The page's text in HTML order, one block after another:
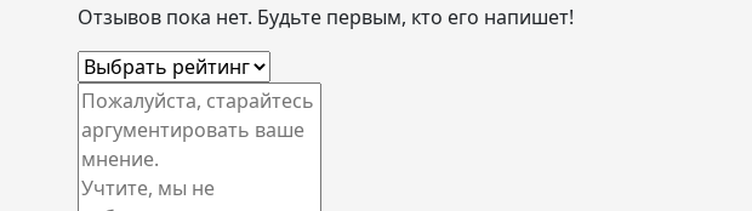
Отзывов пока нет. Будьте первым, кто его напишет!